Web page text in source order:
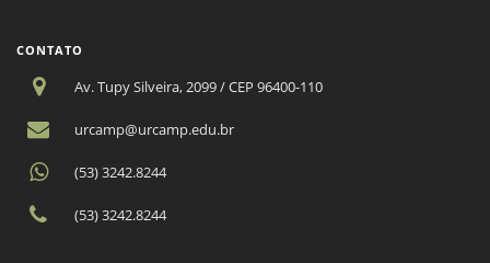
CONTATO
Av. Tupy Silveira, 2099 / CEP 96400-110
urcamp@urcamp.edu.br
(53) 3242.8244
(53) 3242.8244